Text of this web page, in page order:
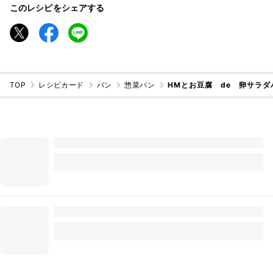
このレシピをシェアする
TOP レシピカード パン 惣菜パン HMとお豆腐 de 卵サラダ